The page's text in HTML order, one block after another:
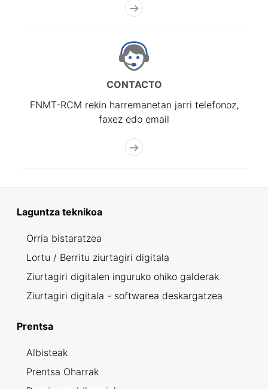
CONTACTO
FNMT-RCM rekin harremanetan jarri telefonoz,
faxez edo email
Laguntza teknikoa
Orria bistaratzea
Lortu / Berritu ziurtagiri digitala
Ziurtagiri digitalen inguruko ohiko galderak
Ziurtagiri digitala - softwarea deskargatzea
Prentsa
Albisteak
Prentsa Oharrak